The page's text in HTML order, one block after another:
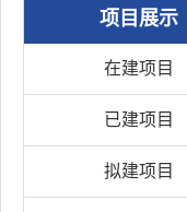
项目展示
在建项目
已建项目
拟建项目